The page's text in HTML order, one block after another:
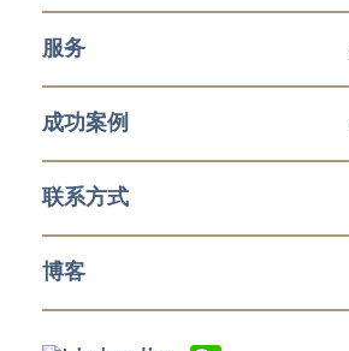
机械及工业产品
铝挤压与加工
航空
建筑产品
能源与发电
化工及石化
食品技术
新能源
石油与天然气
日化用品包装
制药
塑料和橡胶加工与实验室设备
冬季运动
医疗
消费品
服务
企业对企业(B2B)
企业对消费者 (B2C)
企业服务
成功案例
销售与市场
零售与批发
电子商务及数字化营销
售后服务及培训
采购及质量管控
企业服务
联系方式
博客